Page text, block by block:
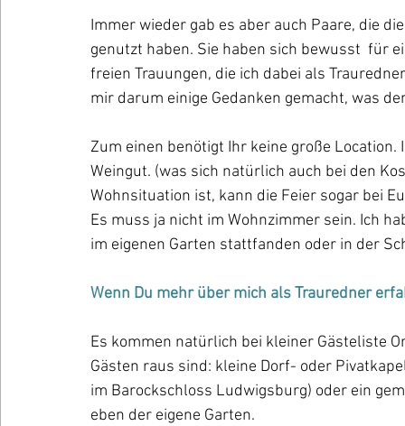
Immer wieder gab es aber auch Paare, die
genutzt haben. Sie haben sich bewusst  für
freien Trauungen, die ich dabei als
mir darum einige Gedanken gemacht, was
Zum einen benötigt Ihr keine große
Weingut. (was sich natürlich auch bei den
Wohnsituation ist, kann die Feier sogar bei
Es muss ja nicht im Wohnzimmer sein. Ich
im eigenen Garten stattfanden oder in der
Wenn Du mehr über mich als Trauredner
Es kommen natürlich bei kleiner Gästeliste
Gästen raus sind: kleine Dorf- oder
im Barockschloss Ludwigsburg) oder ein
eben der eigene Garten.